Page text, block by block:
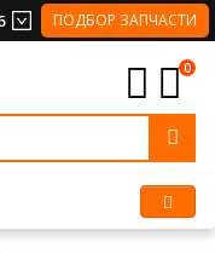
ПОДБОР ЗАПЧАСТИ
0